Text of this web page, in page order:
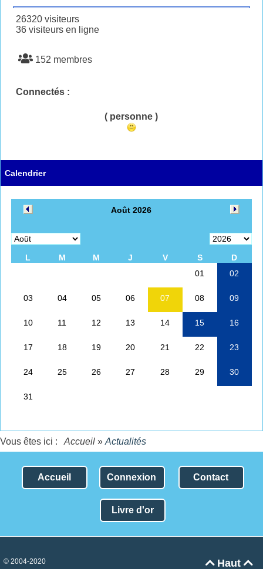
26320 visiteurs
36 visiteurs en ligne
152 membres
Connectés :
( personne )
Calendrier
Vous êtes ici : Accueil » Actualités
Accueil Connexion Contact
Livre d'or
Haut 
© 2004-2020